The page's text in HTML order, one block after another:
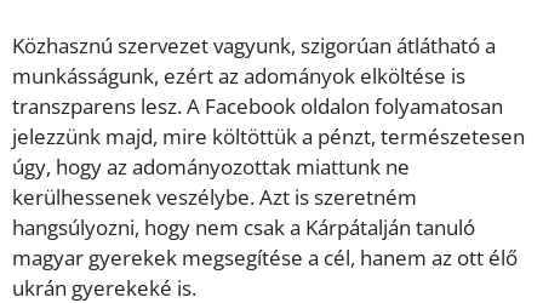
Közhasznú szervezet vagyunk, szigorúan átlátható a
munkásságunk, ezért az adományok elköltése is
transzparens lesz. A Facebook oldalon folyamatosan
jelezzünk majd, mire költöttük a pénzt, természetesen
úgy, hogy az adományozottak miattunk ne
kerülhessenek veszélybe. Azt is szeretném
hangsúlyozni, hogy nem csak a Kárpátalján tanuló
magyar gyerekek megsegítése a cél, hanem az ott élő
ukrán gyerekeké is.